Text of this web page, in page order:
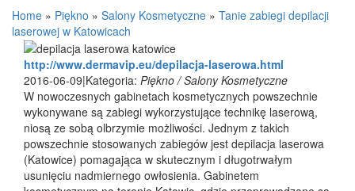
Home » Piękno » Salony Kosmetyczne » Tanie zabiegi depilacji
laserowej w Katowicach
http://www.dermavip.eu/depilacja-laserowa.html
2016-06-09|Kategoria: Piękno / Salony Kosmetyczne
W nowoczesnych gabinetach kosmetycznych powszechnie
wykonywane są zabiegi wykorzystujące technikę laserową,
niosą ze sobą olbrzymie możliwości. Jednym z takich
powszechnie stosowanych zabiegów jest depilacja laserowa
(Katowice) pomagająca w skutecznym i długotrwałym
usunięciu nadmiernego owłosienia. Gabinetem